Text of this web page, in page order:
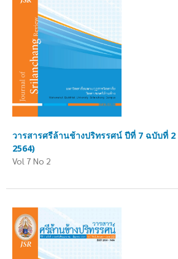
วารสารศรีล้านช้างปริทรรศน์ ปีที่ 7 ฉบับที่
2564)
Vol 7 No 2